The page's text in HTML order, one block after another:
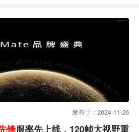
发布于 : 2024-11-26
锋服率先上线，120帧大视野重